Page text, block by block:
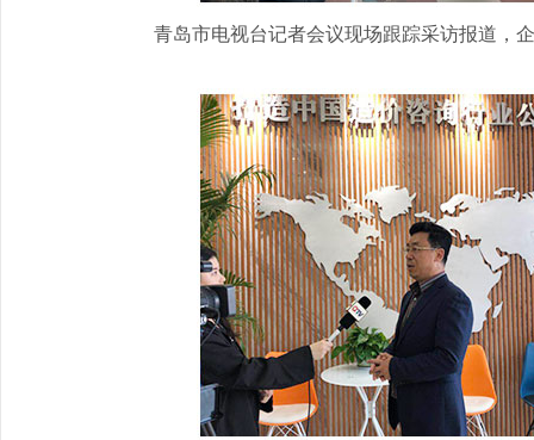
青岛市电视台记者会议现场跟踪采访报道，